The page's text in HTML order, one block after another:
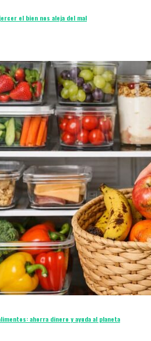
el bien nos aleja del mal
ahorra dinero y ayuda al planeta